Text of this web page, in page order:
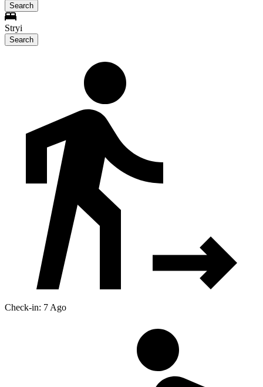
Search
Stryi
Search
Check-in: 7 Ago